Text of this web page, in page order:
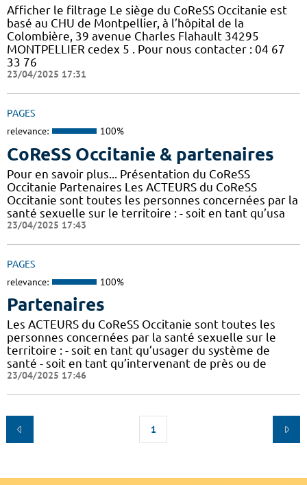
Afficher le filtrage Le siège du CoReSS Occitanie est
basé au CHU de Montpellier, à l’hôpital de la
Colombière, 39 avenue Charles Flahault 34295
MONTPELLIER cedex 5 . Pour nous contacter : 04 67
33 76
23/04/2025 17:31
PAGES
relevance: 100%
CoReSS Occitanie & partenaires
Pour en savoir plus... Présentation du CoReSS
Occitanie Partenaires Les ACTEURS du CoReSS
Occitanie sont toutes les personnes concernées par la
santé sexuelle sur le territoire : - soit en tant qu’usa
23/04/2025 17:43
PAGES
relevance: 100%
Partenaires
Les ACTEURS du CoReSS Occitanie sont toutes les
personnes concernées par la santé sexuelle sur le
territoire : - soit en tant qu’usager du système de
santé - soit en tant qu’intervenant de près ou de
23/04/2025 17:46
1